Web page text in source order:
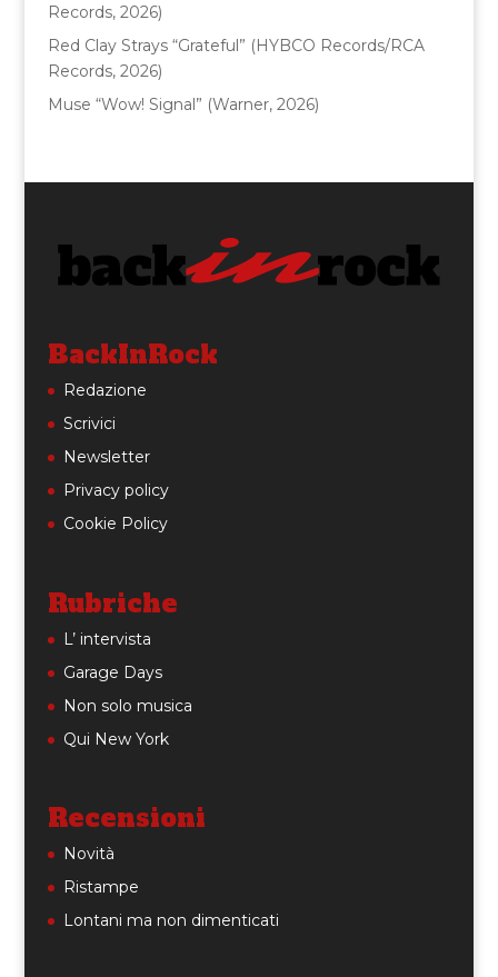
Records, 2026)
Red Clay Strays “Grateful” (HYBCO Records/RCA
Records, 2026)
Muse “Wow! Signal” (Warner, 2026)
BackInRock
Redazione
Scrivici
Newsletter
Privacy policy
Cookie Policy
Rubriche
L’ intervista
Garage Days
Non solo musica
Qui New York
Recensioni
Novità
Ristampe
Lontani ma non dimenticati